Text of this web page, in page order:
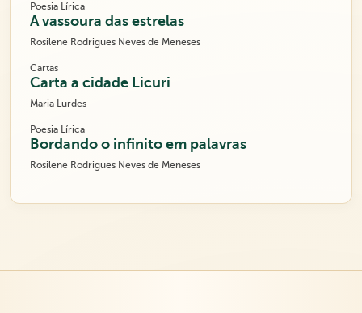
Poesia Lírica
A vassoura das estrelas
Rosilene Rodrigues Neves de Meneses
Cartas
Carta a cidade Licuri
Maria Lurdes
Poesia Lírica
Bordando o infinito em palavras
Rosilene Rodrigues Neves de Meneses